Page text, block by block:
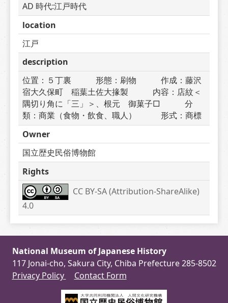
AD 時代:江戸時代
location
江戸
description
位置：５丁裏　　　形態：刷物　　　作成：藤沢
宿大久保町　稲葉土佐大掾製　　　内容：店紋＜
隅切り角に「三」＞、根元　御菓子□　　　分
類：商業（食物・飲食、職人）　　　形式：商標
Owner
国立歴史民俗博物館
Rights
CC BY-SA (Attribution-ShareAlike)
4.0
National Museum of Japanese History
117 Jonai-cho, Sakura City, Chiba Prefecture 285-8502
Privacy Policy
Contact Form